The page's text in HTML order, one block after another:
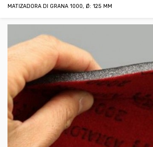
MATIZADORA DI GRANA 1000, Ø: 125 MM